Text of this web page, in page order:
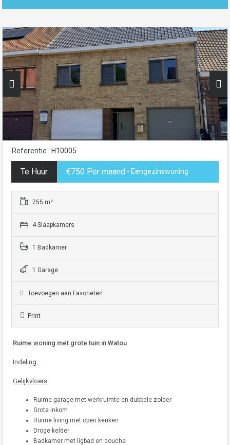
Referentie : H10005
Te Huur €750 Per maand - Eengezinswoning
755 m²
4 Slaapkamers
1 Badkamer
1 Garage
Toevoegen aan Favorieten
Print
Ruime woning met grote tuin in Watou
Indeling:
Gelijkvloers:
Ruime garage met werkruimte en dubbele zolder
Grote inkom
Ruime living met open keuken
Droge kelder
Badkamer met ligbad en douche